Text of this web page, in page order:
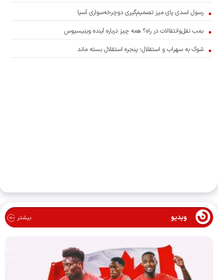
رسول اسدی پای میز تصمیم‌گیری دوچرخه‌سواری آسیا
بمب نقل‌وانتقالات در راه؟ همه چیز درباره آینده وینیسیوس
شوک به سهراب و استقلال؛ پنجره استقلال بسته ماند
ویدیو بیشتر